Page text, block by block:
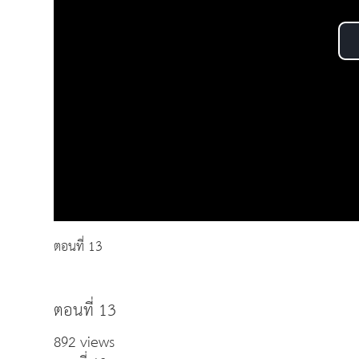
ตอนที่ 13
ตอนที่ 13
892 views